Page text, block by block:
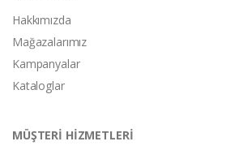
Hakkımızda
Mağazalarımız
Kampanyalar
Kataloglar
MÜŞTERİ HİZMETLERİ